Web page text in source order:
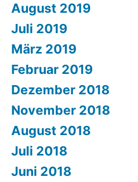
August 2019
Juli 2019
März 2019
Februar 2019
Dezember 2018
November 2018
August 2018
Juli 2018
Juni 2018